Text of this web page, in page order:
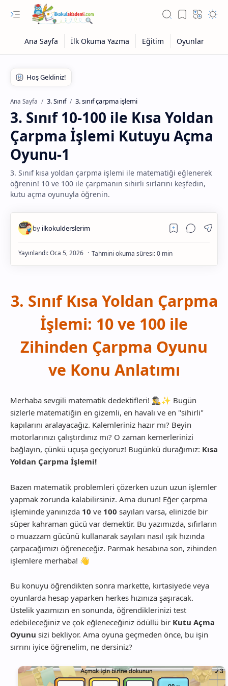
Eğitim
Ana Sayfa 3. Sınıf 3. sınıf çarpma işlemi
3. Sınıf 10-100 ile Kısa Yoldan
Çarpma İşlemi Kutuyu Açma
Oyunu-1
3. Sınıf kısa yoldan çarpma işlemi ile matematiği eğlenerek
öğrenin! 10 ve 100 ile çarpmanın sihirli sırlarını keşfedin,
kutu açma oyunuyla öğrenin.
3. Sınıf Kısa Yoldan Çarpma
İşlemi: 10 ve 100 ile
Zihinden Çarpma Oyunu
ve Konu Anlatımı
Merhaba sevgili matematik dedektifleri! 🕵️‍♂️✨ Bugün
sizlerle matematiğin en gizemli, en havalı ve en "sihirli"
kapılarını aralayacağız. Kalemleriniz hazır mı? Beyin
motorlarınızı çalıştırdınız mı? O zaman kemerlerinizi
bağlayın, çünkü uçuşa geçiyoruz! Bugünkü durağımız: Kısa
Yoldan Çarpma İşlemi!
Bazen matematik problemleri çözerken uzun uzun işlemler
yapmak zorunda kalabilirsiniz. Ama durun! Eğer çarpma
işleminde yanınızda 10 ve 100 sayıları varsa, elinizde bir
süper kahraman gücü var demektir. Bu yazımızda, sıfırların
o muazzam gücünü kullanarak sayıları nasıl ışık hızında
çarpacağımızı öğreneceğiz. Parmak hesabına son, zihinden
işlemlere merhaba! 👋
Bu konuyu öğrendikten sonra markette, kırtasiyede veya
oyunlarda hesap yaparken herkes hızınıza şaşıracak.
Üstelik yazımızın en sonunda, öğrendiklerinizi test
edebileceğiniz ve çok eğleneceğiniz ödüllü bir Kutu Açma
Oyunu sizi bekliyor. Ama oyuna geçmeden önce, bu işin
sırrını iyice öğrenelim, ne dersiniz?